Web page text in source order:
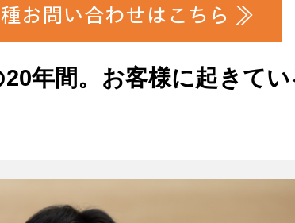
お問い合わせはこちら ≫
年間。お客様に起きて